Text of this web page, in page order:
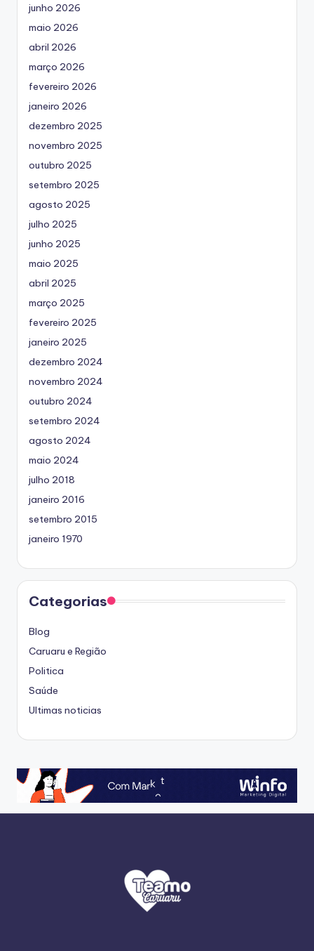
junho 2026
maio 2026
abril 2026
março 2026
fevereiro 2026
janeiro 2026
dezembro 2025
novembro 2025
outubro 2025
setembro 2025
agosto 2025
julho 2025
junho 2025
maio 2025
abril 2025
março 2025
fevereiro 2025
janeiro 2025
dezembro 2024
novembro 2024
outubro 2024
setembro 2024
agosto 2024
maio 2024
julho 2018
janeiro 2016
setembro 2015
janeiro 1970
Categorias
Blog
Caruaru e Região
Politica
Saúde
Ultimas noticias